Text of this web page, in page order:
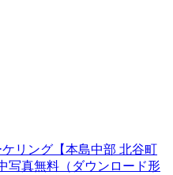
リング【本島中部 北谷町
写真無料（ダウンロード形